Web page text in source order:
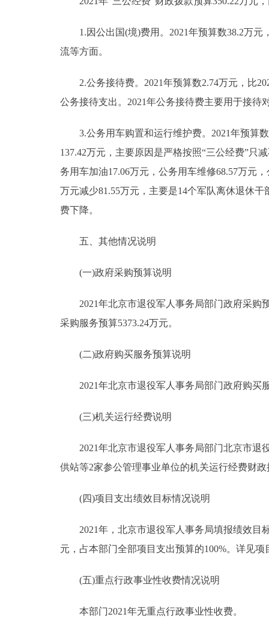
1.因公出国(境)费用。2021年预算数38.2万元
流等方面。
2.公务接待费。2021年预算数2.74万元，比
公务接待支出。2021年公务接待费主要用于接待
3.公务用车购置和运行维护费。2021年预算数
137.42万元，主要原因是严格按照“三公经费”只
务用车加油17.06万元，公务用车维修68.57万元
万元减少81.55万元，主要是14个军队离休退休
费下降。
五、其他情况说明
(一)政府采购预算说明
2021年北京市退役军人事务局部门政府采购预
采购服务预算5373.24万元。
(二)政府购买服务预算说明
2021年北京市退役军人事务局部门政府购买服
(三)机关运行经费说明
2021年北京市退役军人事务局部门北京市退
供站等2家参公管理事业单位的机关运行经费财政
(四)项目支出绩效目标情况说明
2021年，北京市退役军人事务局填报绩效目标
元，占本部门全部项目支出预算的100%。详见
(五)重点行政事业性收费情况说明
本部门2021年无重点行政事业性收费。